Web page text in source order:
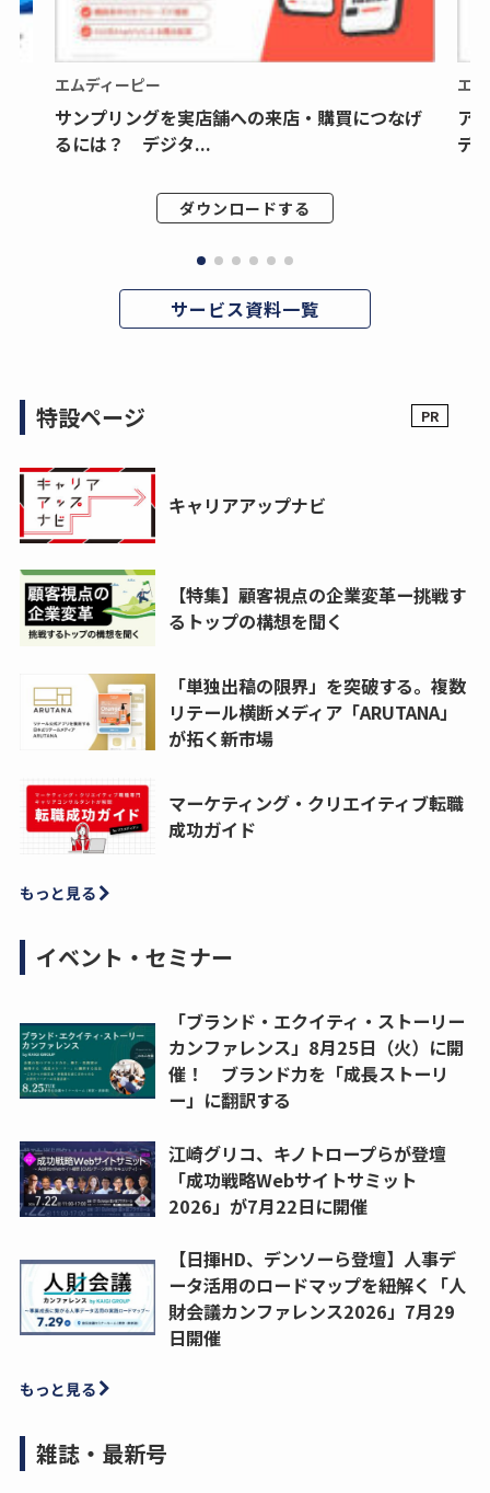
エムディーピー
サンプリングを実店舗への来店・購買につなげ
るには？ デジタ...
ダウンロードする
エ
ア
デ
サービス資料一覧
特設ページ
キャリアアップナビ
【特集】顧客視点の企業変革ー挑戦す
るトップの構想を聞く
「単独出稿の限界」を突破する。複数
リテール横断メディア「ARUTANA」
が拓く新市場
マーケティング・クリエイティブ転職
成功ガイド
もっと見る
イベント・セミナー
「ブランド・エクイティ・ストーリー
カンファレンス」8月25日（火）に開
催！ ブランド力を「成長ストーリ
ー」に翻訳する
江崎グリコ、キノトロープらが登壇
「成功戦略Webサイトサミット
2026」が7月22日に開催
【日揮HD、デンソーら登壇】人事デ
ータ活用のロードマップを紐解く「人
財会議カンファレンス2026」7月29
日開催
もっと見る
雑誌・最新号